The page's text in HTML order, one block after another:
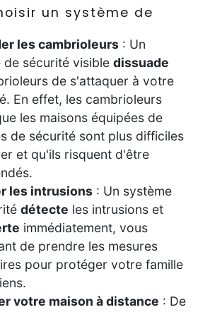
un système de
les cambrioleurs : Un
de sécurité visible dissuade
de s'attaquer à votre
En effet, les cambrioleurs
les maisons équipées de
de sécurité sont plus difficiles
et qu'ils risquent d'être
les intrusions : Un système
détecte les intrusions et
immédiatement, vous
de prendre les mesures
pour protéger votre famille
votre maison à distance : De